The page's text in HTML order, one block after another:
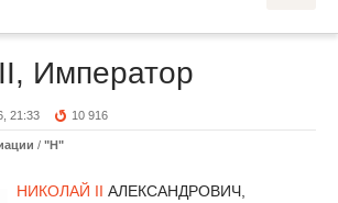
Император
21:33 10 916
/ "Н"
НИКОЛАЙ II АЛЕКСАНДРОВИЧ,